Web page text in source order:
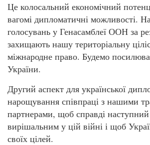
Це колосальний економічний
вагомі дипломатичні можливості.
голосувань у Генасамблеї ООН за
захищають нашу територіальну
міжнародне право. Будемо
України.
Другий аспект для української
нарощування співпраці з нашими
партнерами, щоб справді наступний
вирішальним у цій війні і щоб
своїх цілей.